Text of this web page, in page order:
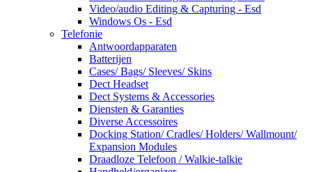
Video/audio Editing & Capturing - Esd
Windows Os - Esd
Telefonie
Antwoordapparaten
Batterijen
Cases/ Bags/ Sleeves/ Skins
Dect Headset
Dect Systems & Accessories
Diensten & Garanties
Diverse Accessoires
Docking Station/ Cradles/ Holders/ Wallmount/
Expansion Modules
Draadloze Telefoon / Walkie-talkie